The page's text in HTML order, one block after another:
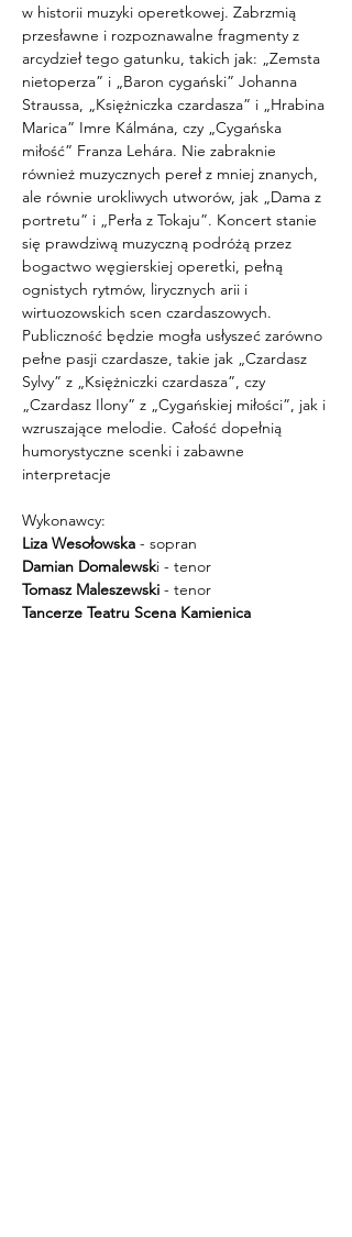
w historii muzyki operetkowej. Zabrzmią
przesławne i rozpoznawalne fragmenty z
arcydzieł tego gatunku, takich jak: „Zemsta
nietoperza” i „Baron cygański” Johanna
Straussa, „Księżniczka czardasza” i „Hrabina
Marica” Imre Kálmána, czy „Cygańska
miłość” Franza Lehára. Nie zabraknie
również muzycznych pereł z mniej znanych,
ale równie urokliwych utworów, jak „Dama z
portretu” i „Perła z Tokaju”. Koncert stanie
się prawdziwą muzyczną podróżą przez
bogactwo węgierskiej operetki, pełną
ognistych rytmów, lirycznych arii i
wirtuozowskich scen czardaszowych.
Publiczność będzie mogła usłyszeć zarówno
pełne pasji czardasze, takie jak „Czardasz
Sylvy” z „Księżniczki czardasza”, czy
„Czardasz Ilony” z „Cygańskiej miłości”, jak i
wzruszające melodie. Całość dopełnią
humorystyczne scenki i zabawne
interpretacje
Wykonawcy:
Liza Wesołowska - sopran
Damian Domalewski - tenor
Tomasz Maleszewski - tenor
Tancerze Teatru Scena Kamienica